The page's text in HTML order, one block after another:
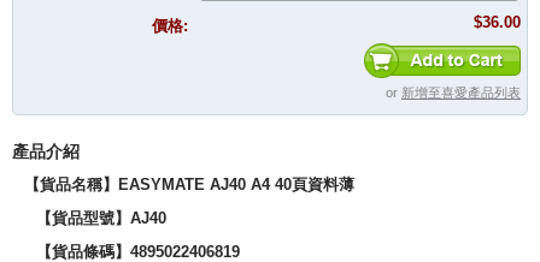
價格: $36.00
or 新增至喜愛產品列表
產品介紹
【貨品名稱】EASYMATE AJ40 A4 40頁資料薄
【貨品型號】 AJ40
【貨品條碼】 4895022406819